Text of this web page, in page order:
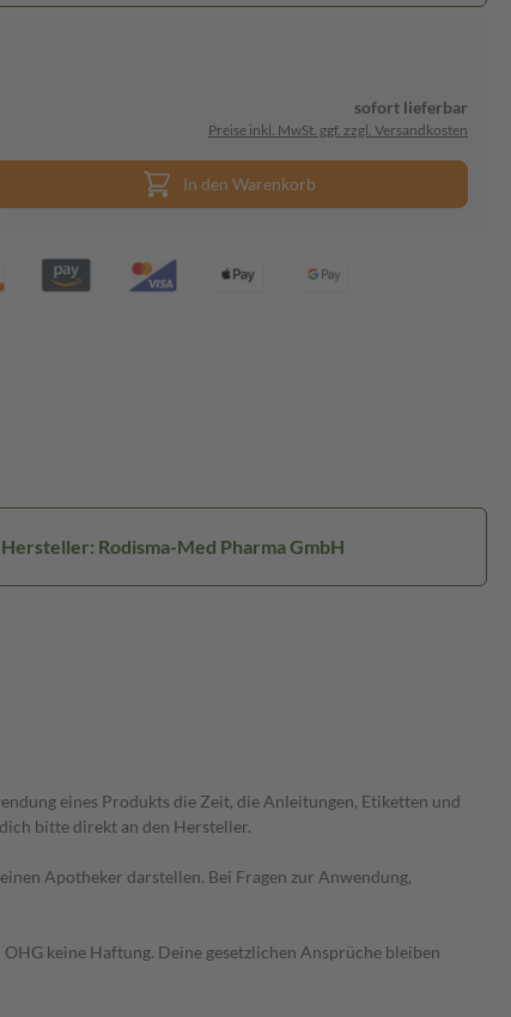
sofort lieferbar
Preise inkl. MwSt. ggf. zzgl. Versandkosten
In den Warenkorb
Hersteller: Rodisma-Med Pharma GmbH
eines Produkts die Zeit, die Anleitungen, Etiketten und
bitte direkt an den Hersteller.
Apotheker darstellen. Bei Fragen zur Anwendung,
keine Haftung. Deine gesetzlichen Ansprüche bleiben